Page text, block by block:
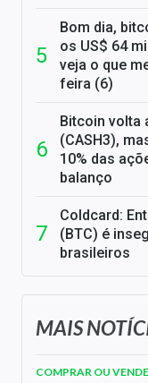
Bom dia,
os US$ 64
veja o que
feira (6)
Bitcoin volta
(CASH3),
10% das
balanço
Coldcard:
(BTC) é
brasileiros
MAIS
COMPRAR OU